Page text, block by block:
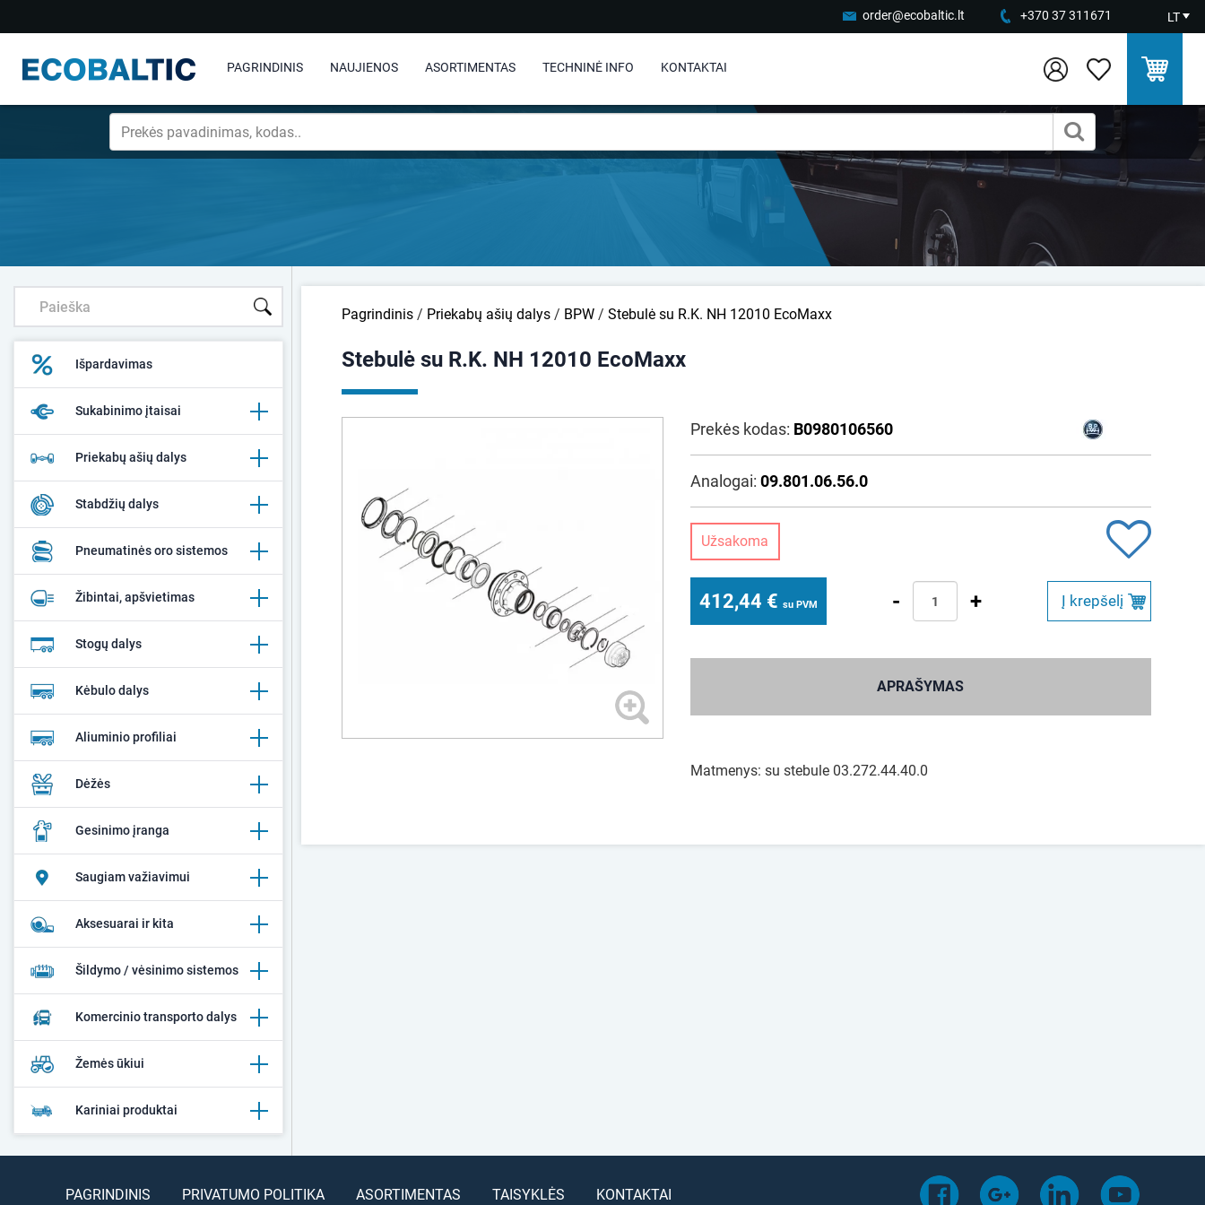
order@ecobaltic.lt +370 37 311671 LT
PAGRINDINIS NAUJIENOS ASORTIMENTAS TECHNINĖ INFO KONTAKTAI
Išpardavimas
Sukabinimo įtaisai
Priekabų ašių dalys
Stabdžių dalys
Pneumatinės oro sistemos
Žibintai, apšvietimas
Stogų dalys
Kėbulo dalys
Aliuminio profiliai
Dėžės
Gesinimo įranga
Saugiam važiavimui
Aksesuarai ir kita
Šildymo / vėsinimo sistemos
Komercinio transporto dalys
Žemės ūkiui
Kariniai produktai
Pagrindinis / Priekabų ašių dalys / BPW / Stebulė su R.K. NH 12010 EcoMaxx
Stebulė su R.K. NH 12010 EcoMaxx
Prekės kodas: B0980106560
Analogai: 09.801.06.56.0
Užsakoma
412,44 € su PVM - + Į krepšelį
APRAŠYMAS
Matmenys: su stebule 03.272.44.40.0
PAGRINDINIS PRIVATUMO POLITIKA ASORTIMENTAS TAISYKLĖS KONTAKTAI